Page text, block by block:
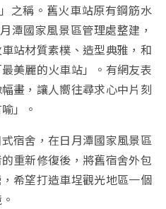
」之稱。舊火車站原有鋼筋水
潭國家風景區管理處整建，
站材質素樸、造型典雅，和
美麗的火車站」。有網友表
畫，讓人嚮往尋求心中片刻
」。
宿舍，在日月潭國家風景區
重新修復後，將舊宿舍外包
希望打造車埕觀光地區一個